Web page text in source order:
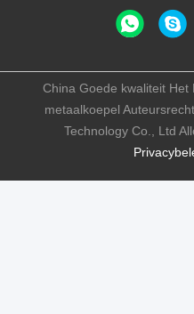
China Goede kwaliteit
metaalkoepel
Technology Co., Ltd